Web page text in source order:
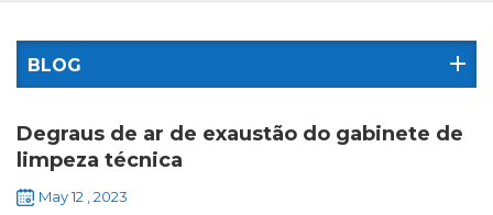
BLOG
Degraus de ar de exaustão do gabinete de
limpeza técnica
May 12 , 2023